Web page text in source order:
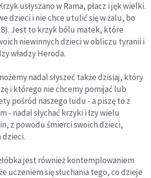
usłyszano w Rama, płacz i jęk wielki.
dzieci i nie chce utulić się w żalu, bo
Jest to krzyk bólu matek, które
niewinnych dzieci w obliczu tyranii i
władzy Heroda.
nadal słyszeć także dzisiaj, który
i którego nie chcemy pomijać lub
pośród naszego ludu - a piszę to z
- nadal słychać krzyki i łzy wielu
z powodu śmierci swoich dzieci,
dzieci.
jest również kontemplowaniem
uczeniem się słuchania tego, co dzieje